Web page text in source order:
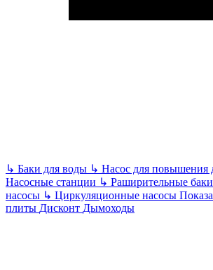
↳ Баки для воды ↳ Насос для повышения
Насосные станции ↳ Раширительные баки
насосы ↳ Циркуляционные насосы
плиты Дисконт Дымоходы